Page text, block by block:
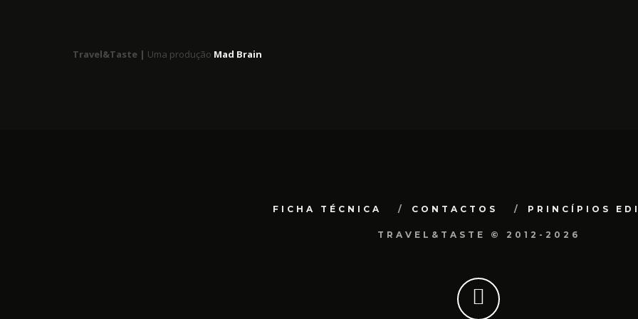
Travel&Taste | Uma produção Mad Brain
FICHA TÉCNICA CONTACTOS PRINCÍPIOS
TRAVEL&TASTE © 2012-2026